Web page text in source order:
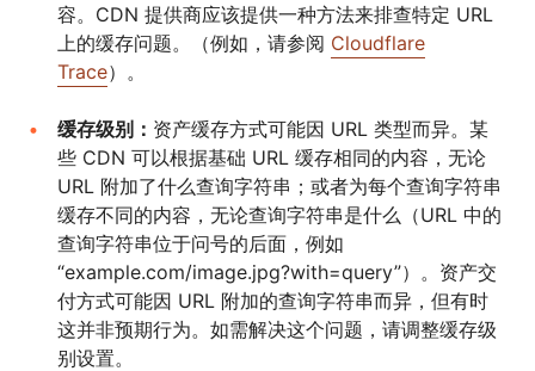
容。CDN 提供商应该提供一种方法来排查特定 URL
上的缓存问题。（例如，请参阅 Cloudflare
Trace）。
缓存级别： 资产缓存方式可能因 URL 类型而异。某
些 CDN 可以根据基础 URL 缓存相同的内容，无论
URL 附加了什么查询字符串；或者为每个查询字符串
缓存不同的内容，无论查询字符串是什么（URL 中的
查询字符串位于问号的后面，例如
“example.com/image.jpg?with=query”）。资产交
付方式可能因 URL 附加的查询字符串而异，但有时
这并非预期行为。如需解决这个问题，请调整缓存级
别设置。